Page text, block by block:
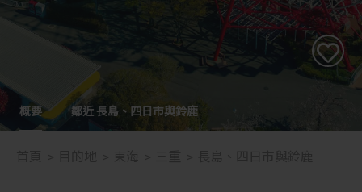
概要 鄰近 長島、四日市與鈴鹿